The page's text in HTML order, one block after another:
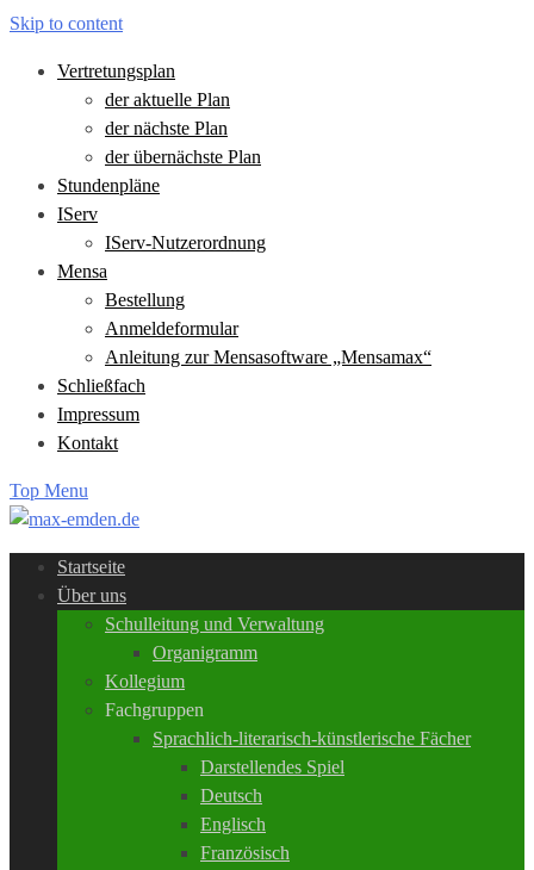
Skip to content
Vertretungsplan
der aktuelle Plan
der nächste Plan
der übernächste Plan
Stundenpläne
IServ
IServ-Nutzerordnung
Mensa
Bestellung
Anmeldeformular
Anleitung zur Mensasoftware „Mensamax“
Schließfach
Impressum
Kontakt
Top Menu
Startseite
Über uns
Schulleitung und Verwaltung
Organigramm
Kollegium
Fachgruppen
Sprachlich-literarisch-künstlerische Fächer
Darstellendes Spiel
Deutsch
Englisch
Französisch